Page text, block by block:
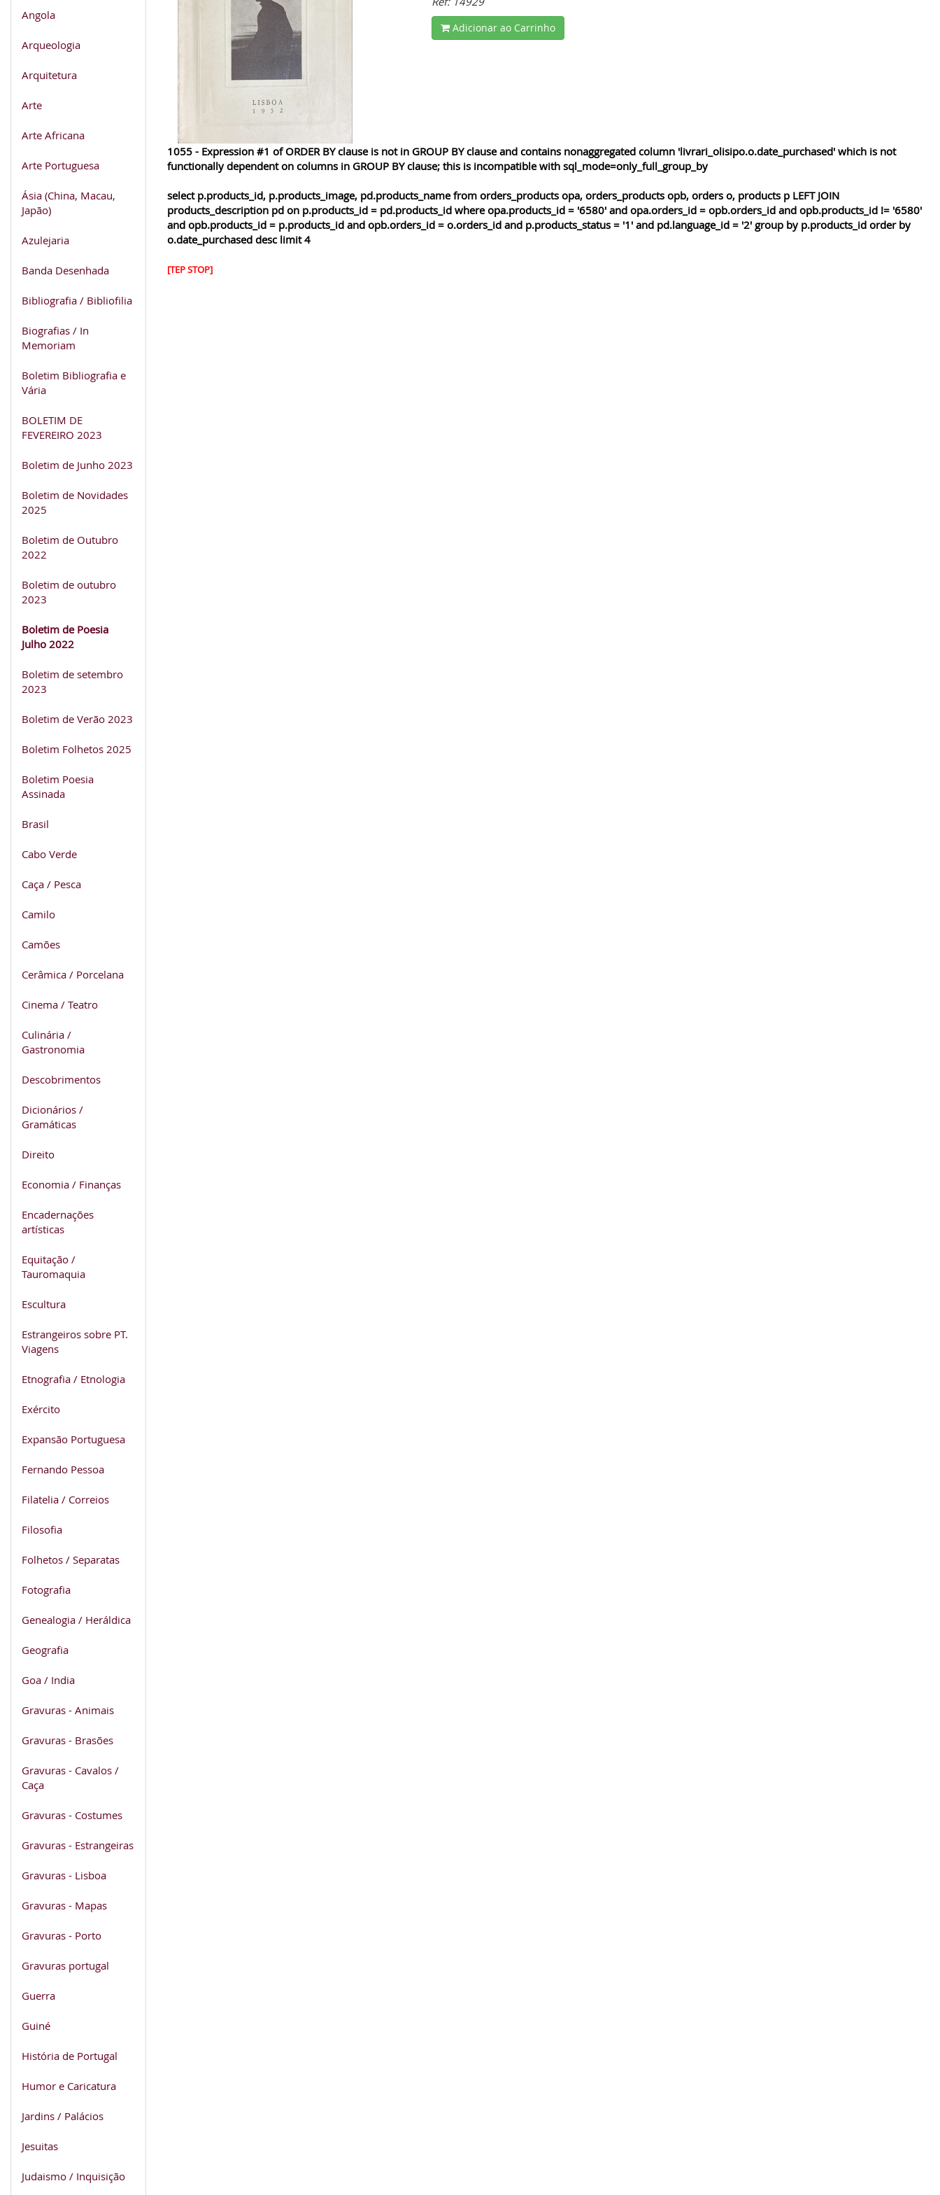
Angola
Arqueologia
Arquitetura
Arte
Arte Africana
Arte Portuguesa
Ásia (China, Macau,
Japão)
Azulejaria
Banda Desenhada
Bibliografia / Bibliofilia
Biografias / In
Memoriam
Boletim Bibliografia e
Vária
BOLETIM DE
FEVEREIRO 2023
Boletim de Junho 2023
Boletim de Novidades
2025
Boletim de Outubro
2022
Boletim de outubro
2023
Boletim de Poesia
Julho 2022
Boletim de setembro
2023
Boletim de Verão 2023
Boletim Folhetos 2025
Boletim Poesia
Assinada
Brasil
Cabo Verde
Caça / Pesca
Camilo
Camões
Cerâmica / Porcelana
Cinema / Teatro
Culinária /
Gastronomia
Descobrimentos
Dicionários /
Gramáticas
Direito
Economia / Finanças
Encadernações
artísticas
Equitação /
Tauromaquia
Escultura
Estrangeiros sobre PT.
Viagens
Etnografia / Etnologia
Exército
Expansão Portuguesa
Fernando Pessoa
Filatelia / Correios
Filosofia
Folhetos / Separatas
Fotografia
Genealogia / Heráldica
Geografia
Goa / India
Gravuras - Animais
Gravuras - Brasões
Gravuras - Cavalos /
Caça
Gravuras - Costumes
Gravuras - Estrangeiras
Gravuras - Lisboa
Gravuras - Mapas
Gravuras - Porto
Gravuras portugal
Guerra
Guiné
História de Portugal
Humor e Caricatura
Jardins / Palácios
Jesuitas
Judaismo / Inquisição
Adicionar ao Carrinho
1055 - Expression #1 of ORDER BY clause is not in GROUP BY clause and contains nonaggregated column 'livrari_olisipo.o.date_purchased' which is not
functionally dependent on columns in GROUP BY clause; this is incompatible with sql_mode=only_full_group_by
select p.products_id, p.products_image, pd.products_name from orders_products opa, orders_products opb, orders o, products p LEFT JOIN
products_description pd on p.products_id = pd.products_id where opa.products_id = '6580' and opa.orders_id = opb.orders_id and opb.products_id != '6580'
and opb.products_id = p.products_id and opb.orders_id = o.orders_id and p.products_status = '1' and pd.language_id = '2' group by p.products_id order by
o.date_purchased desc limit 4
[TEP STOP]